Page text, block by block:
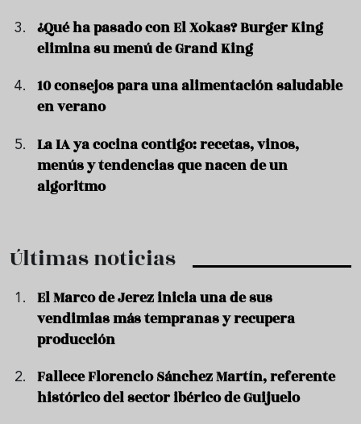
¿Qué ha pasado con El Xokas? Burger King
elimina su menú de Grand King
10 consejos para una alimentación saludable
en verano
La IA ya cocina contigo: recetas, vinos,
menús y tendencias que nacen de un
algoritmo
Últimas noticias
El Marco de Jerez inicia una de sus
vendimias más tempranas y recupera
producción
Fallece Florencio Sánchez Martín, referente
histórico del sector ibérico de Guijuelo